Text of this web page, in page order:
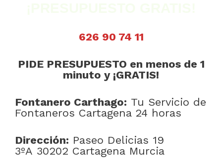
626 90 74 11
PIDE PRESUPUESTO en menos de 1
minuto y ¡GRATIS!
Fontanero Carthago: Tu Servicio de
Fontaneros Cartagena 24 horas
Dirección: Paseo Delicias 19
3ºA 30202 Cartagena Murcia